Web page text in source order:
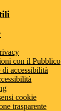
con il Pubblico
accessibilità
cookie
trasparente